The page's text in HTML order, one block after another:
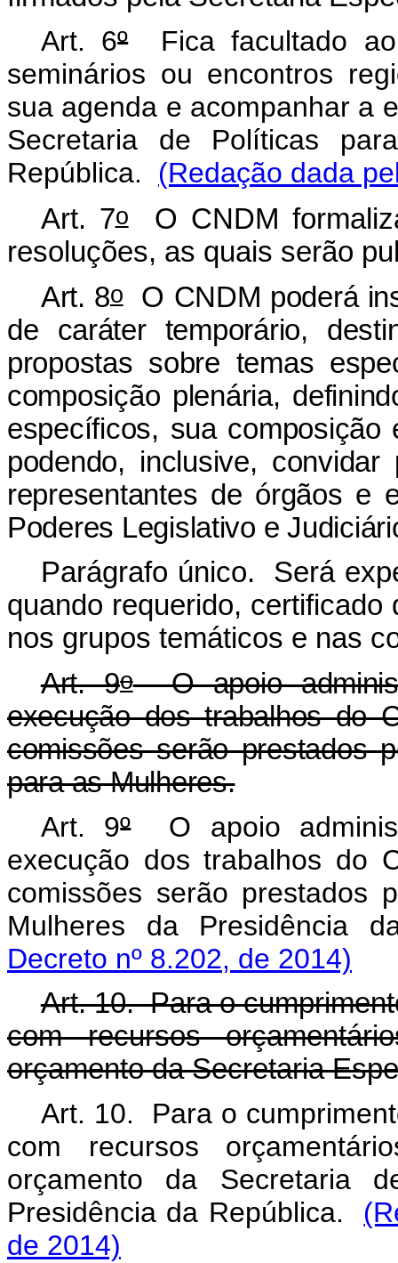
Art. 6ºFica facultado ao
seminários ou encontros
sua agenda e acompanhar a
Secretaria de Políticas
República. (Redação dada
Art. 7oO CNDM
resoluções, as quais serão
Art. 8oO CNDM poderá
de caráter temporário,
propostas sobre temas
composição plenária,
específicos, sua
podendo, inclusive,
representantes de órgãos e
Poderes Legislativo e
Parágrafo único. Será
quando requerido,
nos grupos temáticos e nas
Art. 9oO apoio
execução dos trabalhos do
comissões serão prestados
para as Mulheres.
Art. 9ºO apoio
execução dos trabalhos do
comissões serão prestados
Mulheres da Presidência
Decreto nº 8.202, de 2014)
Art. 10. Para o
com recursos
orçamento da Secretaria
Art. 10. Para o
com recursos
orçamento da Secretaria
Presidência da República.
de 2014)